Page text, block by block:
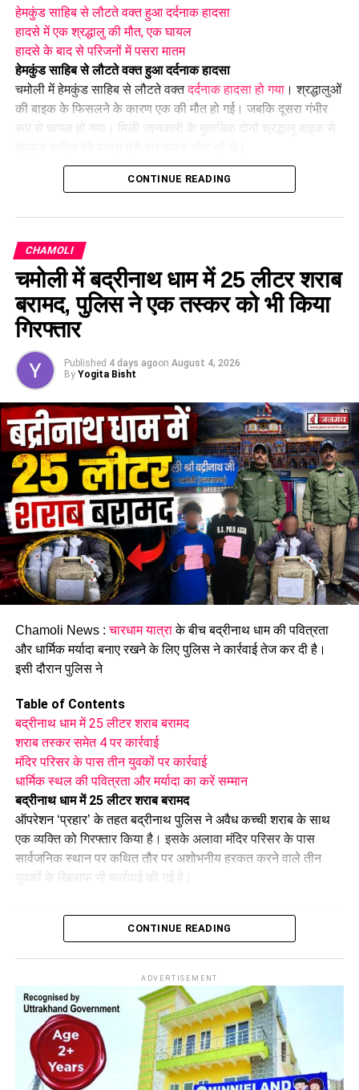
हेमकुंड साहिब से लौटते वक्त हुआ दर्दनाक हादसा
हादसे में एक श्रद्धालु की मौत, एक घायल
हादसे के बाद से परिजनों में पसरा मातम
हेमकुंड साहिब से लौटते वक्त हुआ दर्दनाक हादसा
चमोली में हेमकुंड साहिब से लौटते वक्तदर्दनाक हादसा हो गया। श्रद्धालुओं
की बाइक के फिसलने के कारण एक की मौत हो गई। जबकि दूसरा गंभीर
रूप से घायल हो गया। मिली जानकारी के मुताबिक दोनों श्रद्धालु बाइक से
नंदप्रयागके बगड़ चौराहा के पास अचानक बाइक का
मौजूद लोगों की मदद से घायलों को अस्पताल पहुंचाया गया।
हादसे में एक श्रद्धालु की मौत, एक घायल
दुर्घटना में सेर बाबा (19), निवासी करनाल, हरियाणा, के सिर में गंभीर चोट
लगी थी। उन्हें तत्काल जिला चिकित्सालय गोपेश्वर ले जाया गया। यहां
डॉक्टरों ने जांच के बाद उन्हें मृत घोषित कर दिया। बाइक पर सवार दूसरे
श्रद्धालु को हादसे में गंभीर चोट नहीं आई और वह सुरक्षित बताया जा रहा
है।
हादसे के बाद से परिजनों में पसरा मातम
घटना की सूचना मिलने के बाद पुलिस ने मौके पर पहुंचकर हादसे की
जानकारी जुटाई। पुलिस दुर्घटना के कारणों की जांच कर रही है। हादसे के
बाद मृतक के परिवार और साथ आए श्रद्धालुओं में शोक का माहौल है।
CONTINUE READING
CHAMOLI
चमोली में बद्रीनाथ धाम में 25 लीटर शराब
बरामद, पुलिस ने एक तस्कर को भी किया
गिरफ्तार
Published 4 days agoon August 4, 2026
By Yogita Bisht
Chamoli News : चारधाम यात्राके बीच बद्रीनाथ धाम की पवित्रता
और धार्मिक मर्यादा बनाए रखने के लिए पुलिस ने कार्रवाई तेज कर दी है।
इसी दौरान पुलिस ने
Table of Contents
बद्रीनाथ धाम में 25 लीटर शराब बरामद
शराब तस्कर समेत 4 पर कार्रवाई
मंदिर परिसर के पास तीन युवकों पर कार्रवाई
धार्मिक स्थल की पवित्रता और मर्यादा का करें सम्मान
बद्रीनाथ धाम में 25 लीटर शराब बरामद
ऑपरेशन ‘प्रहार’ के तहत बद्रीनाथ पुलिस ने अवैध कच्ची शराब के साथ
एक व्यक्ति को गिरफ्तार किया है। इसके अलावा मंदिर परिसर के पास
सार्वजनिक स्थान पर कथित तौर पर अशोभनीय हरकत करने वाले तीन
युवकों के खिलाफ भी कार्रवाई की गई है।
बद्रीनाथ धामक्षेत्र में लगातार संदिग्ध व्यक्तियों और वाहनों की जांच की जा
रही है। इसी अभियान के दौरान पुलिस टीम ने भृगुधारा गुफा की ओर जाने
शराब तस्कर समेत 4 पर कार्रवाई
पूछताछ और तलाशी के दौरान उसके पास से 25 लीटर अवैध कच्ची शराब
बरामद हुई। आरोपी की पहचान 75 वर्षीय सुरेंद्र सिंह, निवासी ग्राम
भृगुधारा, थाना बदरीनाथ के रूप में हुई है।
CONTINUE READING
ADVERTISEMENT